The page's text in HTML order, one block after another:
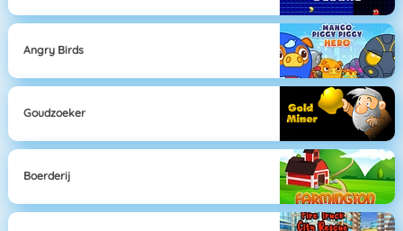
Angry Birds
Goudzoeker
Boerderij